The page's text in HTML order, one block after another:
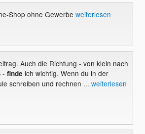
Shop ohne Gewerbe weiterlesen
Auch die Richtung - von klein nach
- finde ich wichtig. Wenn du in der
schreiben und rechnen ... weiterlesen